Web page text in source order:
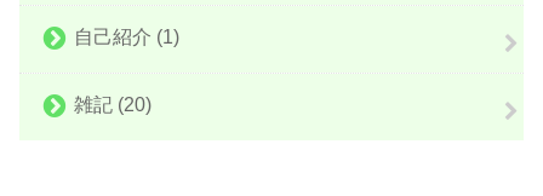
自己紹介 (1)
雑記 (20)